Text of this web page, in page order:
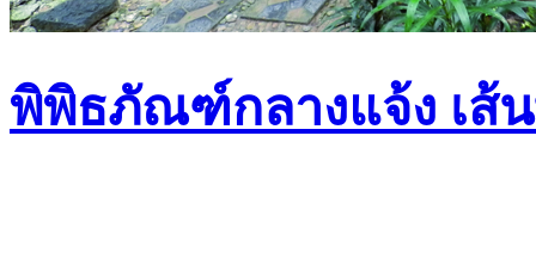
พิพิธภัณฑ์กลางแจ้ง เส้